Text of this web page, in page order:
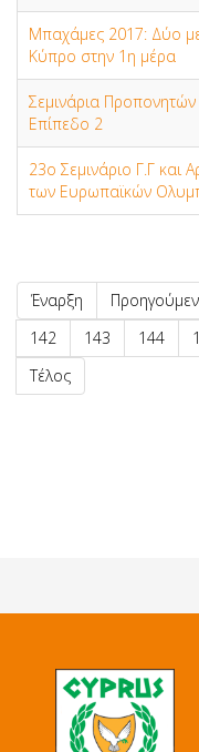
Μπαχάμες 2017: Δύο
Κύπρο στην 1η μέρα
Σεμινάρια
Επίπεδο 2
23ο Σεμινάριο Γ.Γ και
των Ευρωπαϊκών
Έναρξη
142
143 144
Τέλος